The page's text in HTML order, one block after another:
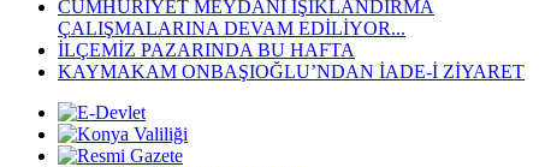
CUMHURİYET MEYDANI IŞIKLANDIRMA
ÇALIŞMALARINA DEVAM EDİLİYOR...
İLÇEMİZ PAZARINDA BU HAFTA
KAYMAKAM ONBAŞIOĞLU’NDAN İADE-İ ZİYARET